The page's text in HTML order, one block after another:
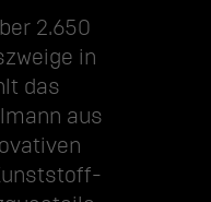
2.650
in
das
aus